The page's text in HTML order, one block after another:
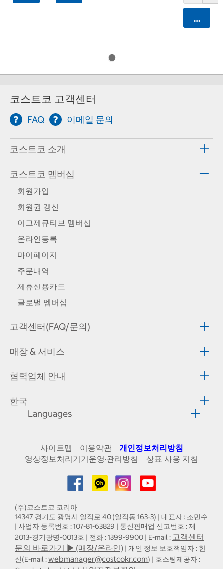
카트에
코스트코 고객센터
FAQ 이메일 문의
코스트코 소개
코스트코 멤버십
회원가입
회원권 갱신
이그제큐티브 멤버십
온라인등록
마이페이지
주문내역
제휴신용카드
글로벌 멤버십
고객센터(FAQ/문의)
매장 & 서비스
협력업체 안내
한국
Languages
사이트맵 이용약관
개인정보처리방침
영상정보처리기기운영·관리방침
상표 사용 지침
(주)코스트코 코리아
14347 경기도 광명시 일직로 40 (일직동 163-3) | 대표자 : 조민수
| 사업자 등록번호 : 107-81-63829 | 통신판매업 신고번호 : 제
2013-경기광명-0013호 | 전화 : 1899-9900 | E-mail : 고객센터
문의 바로가기 ▶ (매장/온라인) | 개인 정보 보호책임자 : 한
신(E-mail :webmanager@costcokr.com) | 호스팅제공자 :